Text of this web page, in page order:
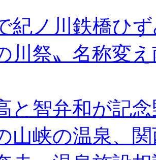
紀ノ川鉄橋ひ
川祭〟名称変
と智弁和が記
山峡の温泉、